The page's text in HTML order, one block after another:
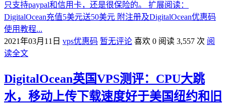
只支持paypal和信用卡，还是很保险的。 扩展阅读：
DigitalOcean充值5美元送50美元 附注册及DigitalOcean优惠码
使用教程...
2021年03月11日 vps优惠码 暂无评论 喜欢 0 阅读 3,557 次 阅
读全文
DigitalOcean英国VPS测评：CPU大跳
水，移动上传下载速度好于美国纽约和旧